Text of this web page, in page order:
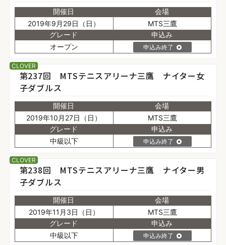
開催日
2019年9月29日（日）
会場
MTS三鷹
グレード
オープン
申込み
申込み終了
第237回 MTSテニスアリーナ三鷹 ナイター女
子ダブルス
開催日
2019年10月27日（日）
会場
MTS三鷹
グレード
中級以下
申込み
申込み終了
CLOVER
第238回 MTSテニスアリーナ三鷹 ナイター男
子ダブルス
開催日
2019年11月3日（日）
会場
MTS三鷹
グレード
中級以下
申込み
申込み終了
CLOVER